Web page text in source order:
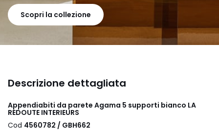
Scopri la collezione
Descrizione dettagliata
Appendiabiti da parete Agama 5 supporti bianco LA
REDOUTE INTERIEURS
Cod 4560782 / GBH662